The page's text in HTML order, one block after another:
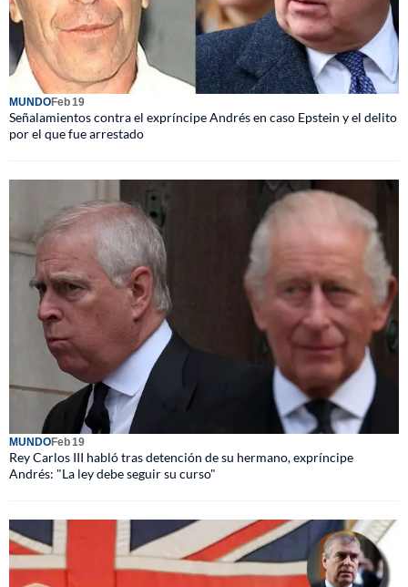
MUNDOFeb 19
Señalamientos contra el expríncipe Andrés en caso Epstein y el delito
por el que fue arrestado
MUNDOFeb 19
Rey Carlos III habló tras detención de su hermano, expríncipe
Andrés: "La ley debe seguir su curso"